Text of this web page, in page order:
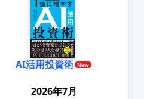
AI活用投資術
2026年7月